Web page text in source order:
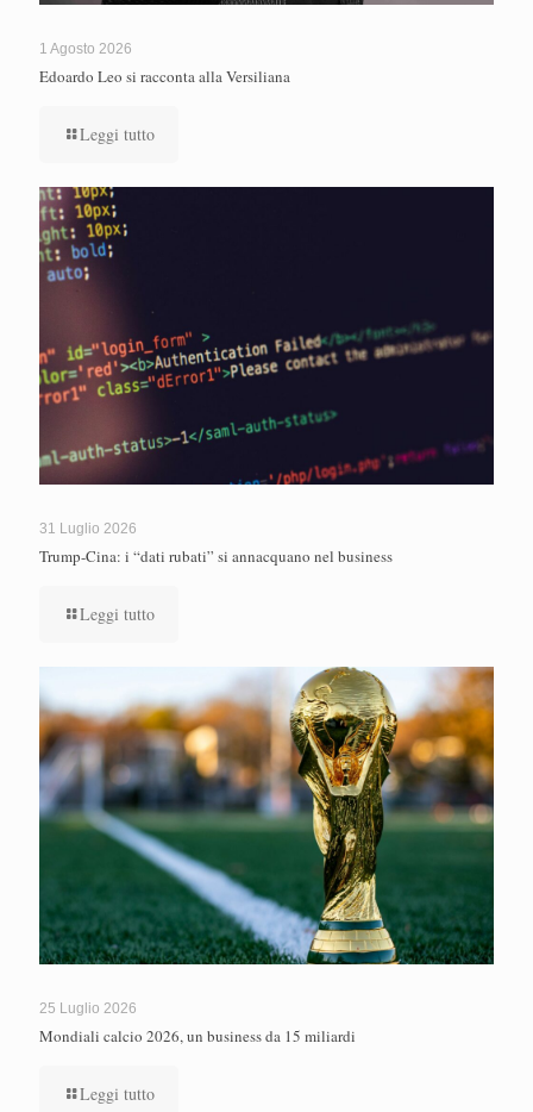
1 Agosto 2026
Edoardo Leo si racconta alla Versiliana
Leggi tutto
31 Luglio 2026
Trump-Cina: i “dati rubati” si annacquano nel business
Leggi tutto
25 Luglio 2026
Mondiali calcio 2026, un business da 15 miliardi
Leggi tutto